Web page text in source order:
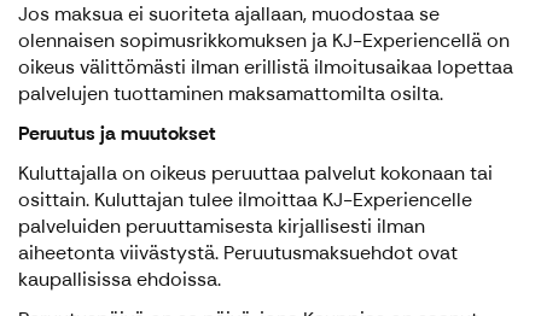
Jos maksua ei suoriteta ajallaan, muodostaa se
olennaisen sopimusrikkomuksen ja KJ-Experiencellä on
oikeus välittömästi ilman erillistä ilmoitusaikaa lopettaa
palvelujen tuottaminen maksamattomilta osilta.
Peruutus ja muutokset
Kuluttajalla on oikeus peruuttaa palvelut kokonaan tai
osittain. Kuluttajan tulee ilmoittaa KJ-Experiencelle
palveluiden peruuttamisesta kirjallisesti ilman
aiheetonta viivästystä. Peruutusmaksuehdot ovat
kaupallisissa ehdoissa.